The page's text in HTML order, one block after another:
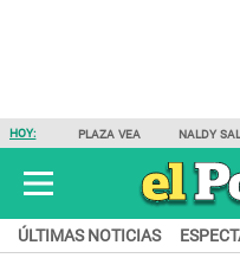
HOY: PLAZA VEA NALDY
ÚLTIMAS NOTICIAS